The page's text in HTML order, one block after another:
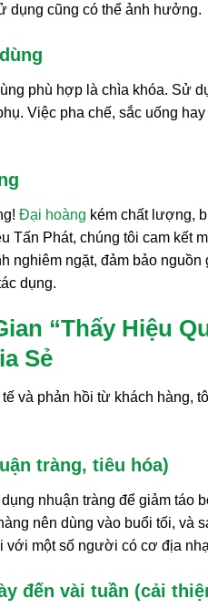
dụng cũng có thể ảnh hưởng.
phù hợp là chìa khóa. Sử
Việc pha chế, sắc uống
Đại hoàng kém chất lượng,
Tấn Phát, chúng tôi cam kết
nghiêm ngặt, đảm bảo
dụng.
“Thấy Hiệu
Sẻ
và phản hồi từ khách hàng,
tràng, tiêu hóa)
nhuận tràng để giảm
nên dùng vào buổi tối, và
một số người có cơ địa
đến vài tuần (cải